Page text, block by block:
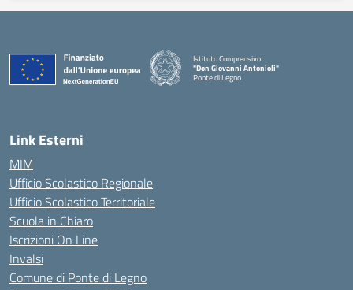
Istituto Comprensivo
"Don Giovanni Antonioli"
Ponte di Legno
— Visita la pagina iniziale della scuola
Link Esterni
MIM
Ufficio Scolastico Regionale
Ufficio Scolastico Territoriale
Scuola in Chiaro
Iscrizioni On Line
Invalsi
Comune di Ponte di Legno